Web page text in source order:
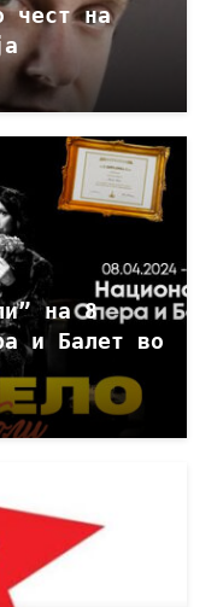
чест на
на 8
и Балет во